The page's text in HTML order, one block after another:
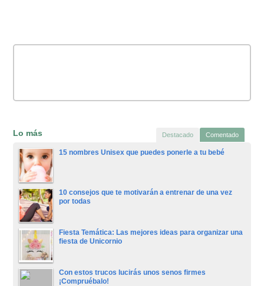
Lo más Destacado Comentado
15 nombres Unisex que puedes ponerle a tu bebé
10 consejos que te motivarán a entrenar de una vez
por todas
Fiesta Temática: Las mejores ideas para organizar una
fiesta de Unicornio
Con estos trucos lucirás unos senos firmes
¡Compruébalo!